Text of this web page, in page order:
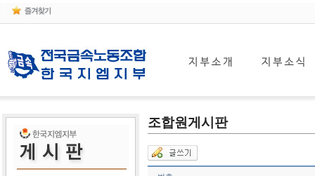
조합원게시판